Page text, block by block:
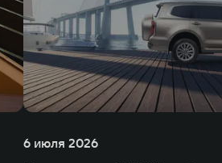
6 июля 2026